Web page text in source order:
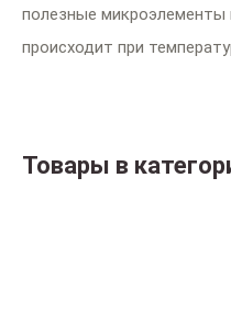
полезные микроэлементы
происходит при
Товары в